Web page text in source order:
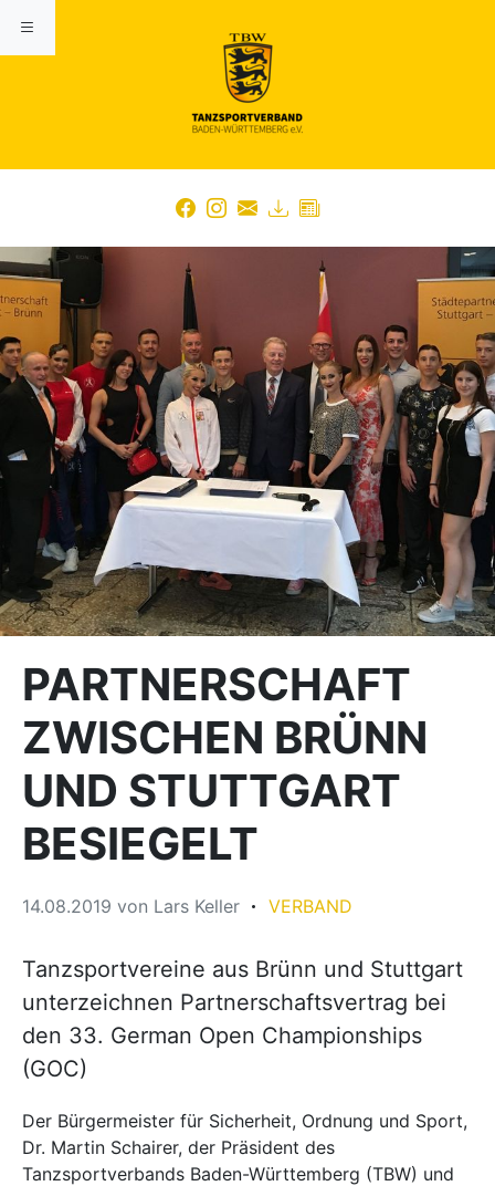
PARTNERSCHAFT
ZWISCHEN BRÜNN
UND STUTTGART
BESIEGELT
14.08.2019 von Lars Keller VERBAND
Tanzsportvereine aus Brünn und Stuttgart
unterzeichnen Partnerschaftsvertrag bei
den 33. German Open Championships
(GOC)
Der Bürgermeister für Sicherheit, Ordnung und Sport,
Dr. Martin Schairer, der Präsident des
Tanzsportverbands Baden-Württemberg (TBW) und